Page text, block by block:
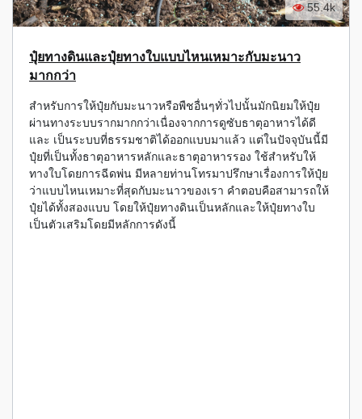
55.4k
ปุ๋ยทางดินและปุ๋ยทางใบแบบไหนเหมาะกับมะนาว
มากกว่า
สำหรับการให้ปุ๋ยกับมะนาวหรือพืชอื่นๆทั่วไปนั้นมักนิยมให้ปุ๋ย
ผ่านทางระบบรากมากกว่าเนื่องจากการดูซับธาตุอาหารได้ดี
และ เป็นระบบที่ธรรมชาติได้ออกแบบมาแล้ว แต่ในปัจจุบันนี้มี
ปุ๋ยที่เป็นทั้งธาตุอาหารหลักและธาตุอาหารรอง ใช้สำหรับให้
ทางใบโดยการฉีดพ่น มีหลายท่านโทรมาปรึกษาเรื่องการให้ปุ๋ย
ว่าแบบไหนเหมาะที่สุดกับมะนาวของเรา คำตอบคือสามารถให้
ปุ๋ยได้ทั้งสองแบบ โดยให้ปุ๋ยทางดินเป็นหลักและให้ปุ๋ยทางใบ
เป็นตัวเสริมโดยมีหลักการดังนี้